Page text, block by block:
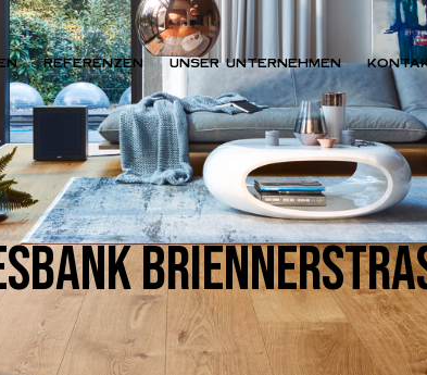
REFERENZEN UNSER UNTERNEHMEN